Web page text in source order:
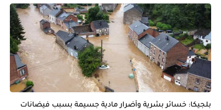
بلجيكا: خسائر بشرية وأضرار مادية جسيمة بسبب فيضانات